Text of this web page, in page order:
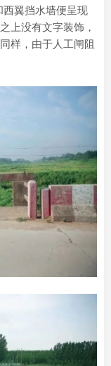
西翼挡水墙便呈现
上没有文字装饰，
样，由于人工闸阻